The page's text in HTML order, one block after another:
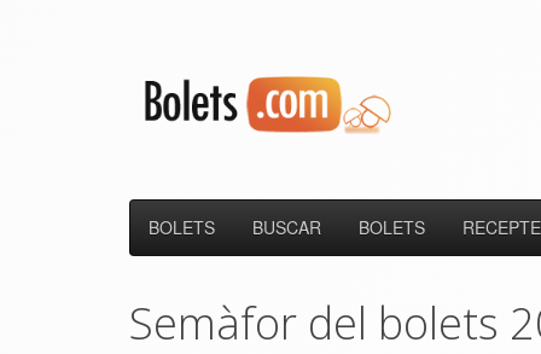
BOLETS BUSCAR BOLETS
Semàfor del bolets